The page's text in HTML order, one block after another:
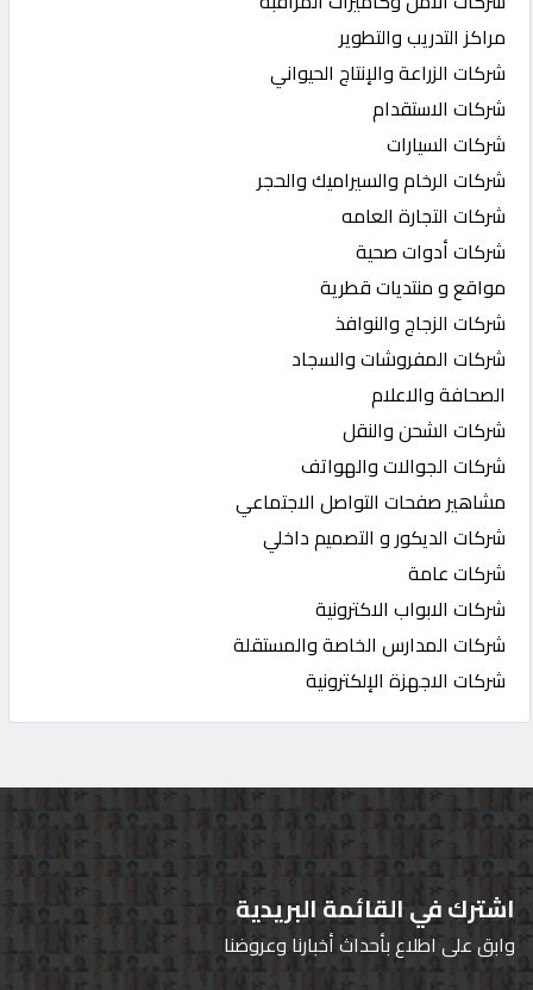
مراكز التدريب والتطوير
شركات الزراعة والإنتاج الحيواني
شركات الاستقدام
شركات السيارات
شركات الرخام والسيراميك والحجر
شركات التجارة العامه
شركات أدوات صحية
مواقع و منتديات قطرية
شركات الزجاج والنوافذ
شركات المفروشات والسجاد
الصحافة والاعلام
شركات الشحن والنقل
شركات الجوالات والهواتف
مشاهير صفحات التواصل الاجتماعي
شركات الديكور و التصميم داخلي
شركات عامة
شركات الابواب الاكترونية
شركات المدارس الخاصة والمستقلة
شركات الاجهزة الإلكترونية
اشترك في القائمة البريدية
وابق على اطلاع بأحداث أخبارنا وعروضنا